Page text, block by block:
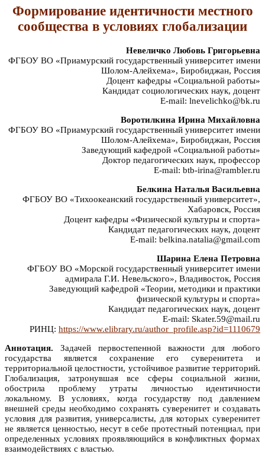
Формирование идентичности местного
сообщества в условиях глобализации
Невеличко Любовь Григорьевна
ФГБОУ ВО «Приамурский государственный университет имени
Шолом-Алейхема», Биробиджан, Россия
Доцент кафедры «Социальной работы»
Кандидат социологических наук, доцент
E-mail: lnevelichko@bk.ru
Воротилкина Ирина Михайловна
ФГБОУ ВО «Приамурский государственный университет имени
Шолом-Алейхема», Биробиджан, Россия
Заведующий кафедрой «Социальной работы»
Доктор педагогических наук, профессор
E-mail: btb-irina@rambler.ru
Белкина Наталья Васильевна
ФГБОУ ВО «Тихоокеанский государственный университет»,
Хабаровск, Россия
Доцент кафедры «Физической культуры и спорта»
Кандидат педагогических наук, доцент
E-mail: belkina.natalia@gmail.com
Шарина Елена Петровна
ФГБОУ ВО «Морской государственный университет имени
адмирала Г.И. Невельского», Владивосток, Россия
Заведующий кафедрой «Теории, методики и практики
физической культуры и спорта»
Кандидат педагогических наук, доцент
E-mail: Skater.59@mail.ru
РИНЦ: https://www.elibrary.ru/author_profile.asp?id=1110679
Аннотация. Задачей первостепенной важности для любого
государства является сохранение его суверенитета и
территориальной целостности, устойчивое развитие территорий.
Глобализация, затронувшая все сферы социальной жизни,
обострила проблему утраты личностью идентичности
локальному. В условиях, когда государству под давлением
внешней среды необходимо сохранять суверенитет и создавать
условия для развития, универсалисты, для которых суверенитет
не является ценностью, несут в себе протестный потенциал, при
определенных условиях проявляющийся в конфликтных формах
взаимодействиях с властью.